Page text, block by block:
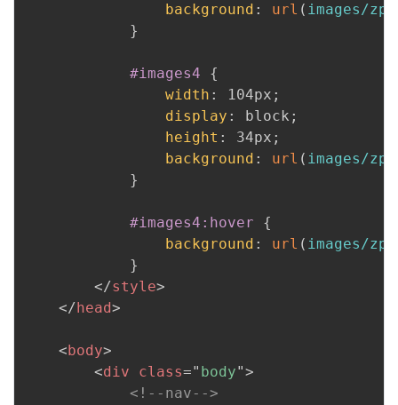
background : url ( images/
}
#images4
{
width : 104px ;
display : block ;
height : 34px ;
background : url ( images/
}
#images4:hover
{
background : url ( images/
}
</style>
</ head>
< body>
<div class=" body">
<!--nav-->